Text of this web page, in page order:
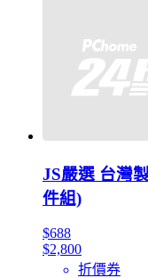
JS嚴選 台灣
件組)
$688
$2,800
折價券